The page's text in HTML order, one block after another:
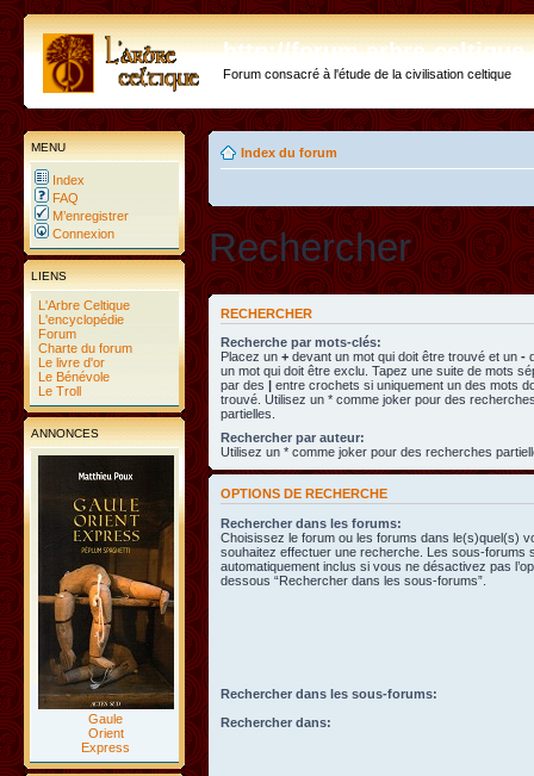
http://forum.arbre-
Forum consacré à l'étude de la civilisation celtique
MENU
Index
FAQ
M’enregistrer
Connexion
LIENS
L'Arbre Celtique
L'encyclopédie
Forum
Charte du forum
Le livre d'or
Le Bénévole
Le Troll
ANNONCES
Gaule
Orient
Express
Index du forum
Rechercher
RECHERCHER
Recherche par mots-clés:
Placez un + devant un mot qui doit être trouvé et un -
un mot qui doit être exclu. Tapez une suite de mots
par des | entre crochets si uniquement un des mots
trouvé. Utilisez un * comme joker pour des
partielles.
Rechercher par auteur:
Utilisez un * comme joker pour des recherches
OPTIONS DE RECHERCHE
Rechercher dans les forums:
Choisissez le forum ou les forums dans le(s)quel(s)
souhaitez effectuer une recherche. Les sous-forums
automatiquement inclus si vous ne désactivez pas
dessous “Rechercher dans les sous-forums”.
Rechercher dans les sous-forums:
Rechercher dans: